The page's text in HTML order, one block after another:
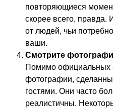
повторяющиеся
скорее всего, правда.
от людей, чьи
ваши.
Смотрите
Помимо официальных
фотографии,
гостями. Они часто
реалистичны.